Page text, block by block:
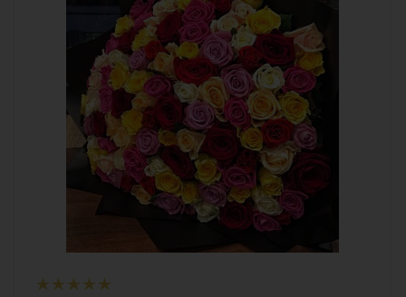
разноцветный
Описание
роза, лента, дизайнерская упаковка